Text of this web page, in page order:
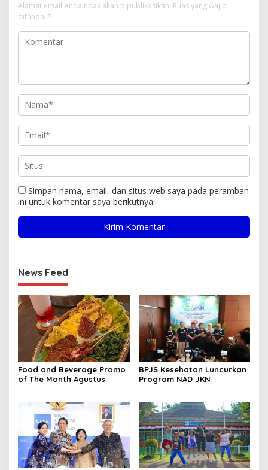
Alamat email Anda tidak akan dipublikasikan. Ruas yang wajib
ditandai *
Simpan nama, email, dan situs web saya pada peramban
ini untuk komentar saya berikutnya.
News Feed
Food and Beverage Promo
of The Month Agustus
BPJS Kesehatan Luncurkan
Program NAD JKN